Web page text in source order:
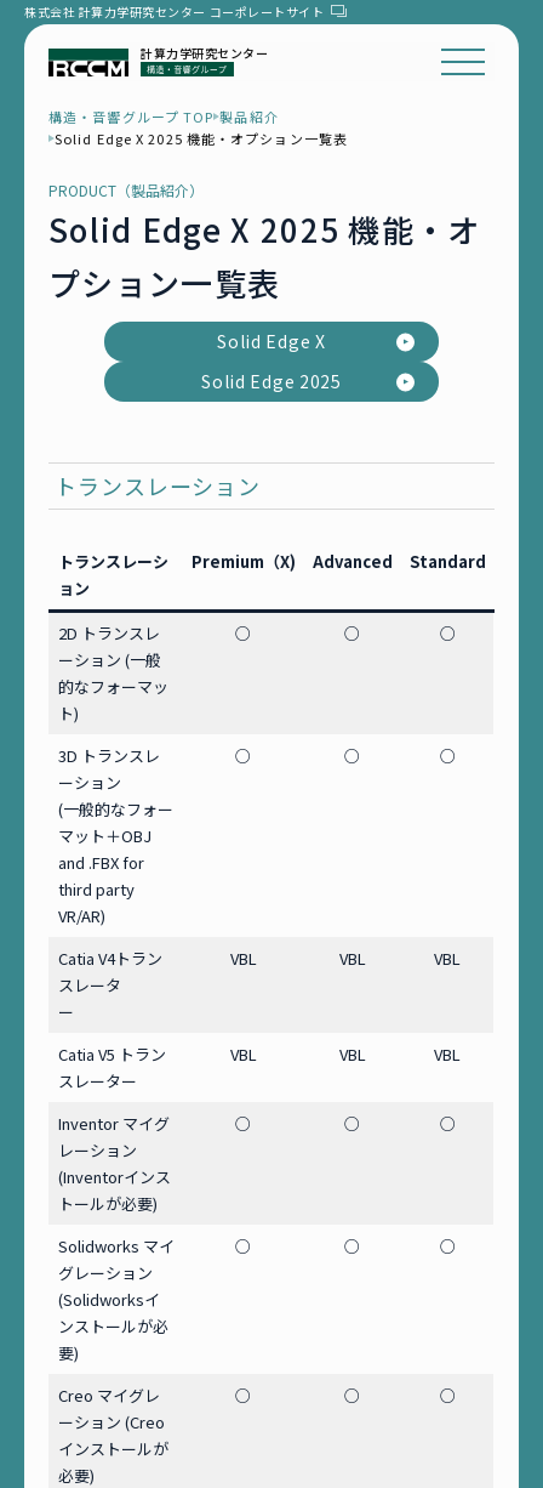
株式会社 計算力学研究センター コーポレートサイト
計算力学研究センター
構造・音響グループ TOP 製品紹介
Solid Edge X 2025 機能・オプション一覧表
PRODUCT（製品紹介）
Solid Edge X 2025 機能・オ
プション一覧表
Solid Edge X
Solid Edge 2025
トランスレーション
トランスレーシ
ョン
Premium（X) Advanced Standard
2D トランスレ
ーション (一般
的なフォーマッ
ト)
○ ○ ○
3D トランスレ
ーション
(一般的なフォー
マット＋OBJ
and .FBX for
third party
VR/AR)
○ ○ ○
Catia V4トラン
スレータ
ー
VBL VBL VBL
Catia V5 トラン
スレーター
VBL VBL VBL
Inventor マイグ
レーション
(Inventorインス
トールが必要)
○ ○ ○
Solidworks マイ
グレーション
(Solidworksイ
ンストールが必
要)
○ ○ ○
Creo マイグレ
ーション (Creo
インストールが
必要)
○ ○ ○